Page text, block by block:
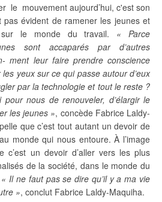
mouvement aujourd’hui, c'est son
pas évident de ramener les jeunes et
le monde du travail. « Parce
sont accaparés par d’autres
ment leur faire prendre conscience
yeux sur ce qui passe autour d’eux
par la technologie et tout le reste ?
pour nous de renouveler, d’élargir le
les jeunes », concède Fabrice Laldy-
que c’est tout autant un devoir de
monde qui nous entoure. À l’image
c’est un devoir d’aller vers les plus
de la société, dans le monde du
« Il ne faut pas se dire qu’il y a ma vie
», conclut Fabrice Laldy-Maquiha.